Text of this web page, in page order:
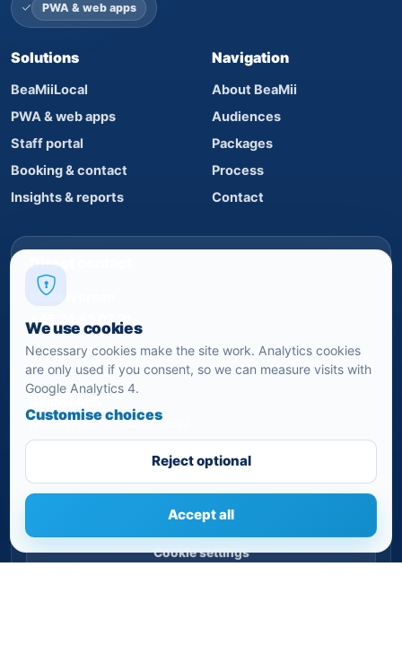
PWA & web apps
Solutions
BeaMiiLocal
PWA & web apps
Staff portal
Booking & contact
Insights & reports
Navigation
About BeaMii
Audiences
Packages
Process
Contact
Direct contact
Mads Iversen
+45 24 82 07 21
mi@beamii.dk
Nørrevej 45 A, 6340 Kruså
CVR-nr. 39462958 · CVRP-nr. 1023496239
Cookie settings
We use cookies
Necessary cookies make the site work. Analytics cookies
are only used if you consent, so we can measure visits with
Google Analytics 4.
Customise choices
Reject optional
Accept all